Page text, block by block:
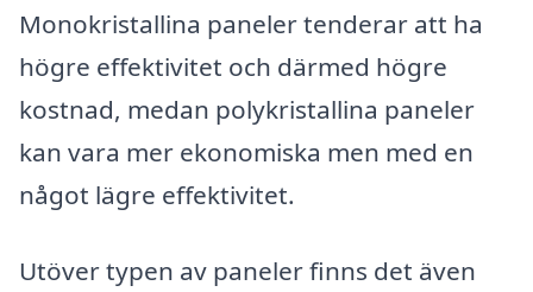
Monokristallina paneler tenderar att ha
högre effektivitet och därmed högre
kostnad, medan polykristallina paneler
kan vara mer ekonomiska men med en
något lägre effektivitet.
Utöver typen av paneler finns det även